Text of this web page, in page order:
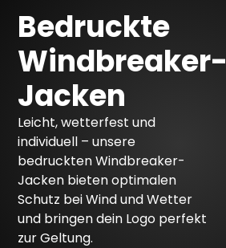
Bedruckte
Windbreaker-
Jacken
Leicht, wetterfest und
individuell – unsere
bedruckten Windbreaker-
Jacken bieten optimalen
Schutz bei Wind und Wetter
und bringen dein Logo perfekt
zur Geltung.